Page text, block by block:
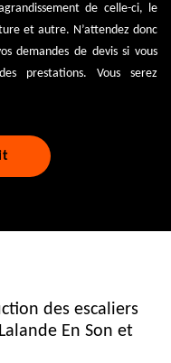
de celle-ci, le
et autre. N’attendez donc
demandes de devis si vous
prestations. Vous serez
des escaliers
En Son et